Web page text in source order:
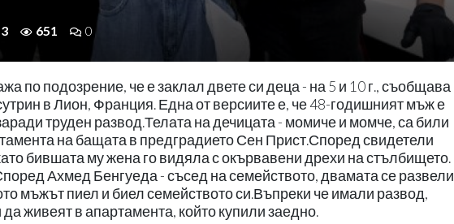
651 0
по подозрение, че е заклал двете си деца - на 5 и 10 г., съобщава
в Лион, Франция. Една от версиите е, че 48-годишният мъж е
труден развод.Телата на дечицата - момиче и момче, са били
на бащата в предградието Сен Прист.Според свидетели
бившата му жена го видяла с окървавени дрехи на стълбището.
Ахмед Бенгуеда - съсед на семейството, двамата се развели
мъжът пиел и биел семейството си.Въпреки че имали развод,
живеят в апартамента, който купили заедно.